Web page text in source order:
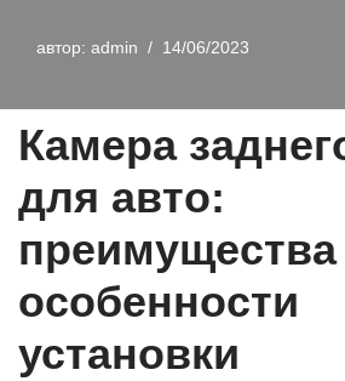
автор: admin 14/06/2023
Камера
для авто:
преимущества
особенности
установки